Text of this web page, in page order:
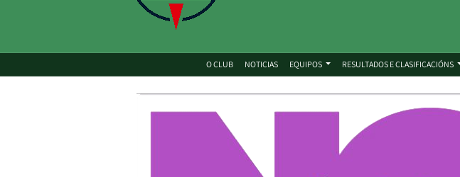
O CLUB NOTICIAS EQUIPOS RESULTADOS E CLASIFICACIÓNS